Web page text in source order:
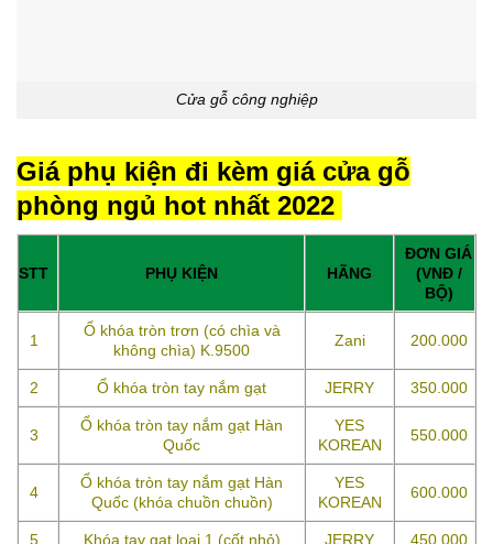
Cửa gỗ công nghiệp
Giá phụ kiện đi kèm giá cửa gỗ
phòng ngủ hot nhất 2022
STT PHỤ KIỆN HÃNG
ĐƠN GIÁ
(VNĐ /
BỘ)
1
Ổ khóa tròn trơn (có chìa và
không chìa) K.9500
Zani 200.000
2 Ổ khóa tròn tay nắm gạt JERRY 350.000
3
Ổ khóa tròn tay nắm gạt Hàn
Quốc
YES
KOREAN
550.000
4
Ổ khóa tròn tay nắm gạt Hàn
Quốc (khóa chuồn chuồn)
YES
KOREAN
600.000
5 Khóa tay gạt loại 1 (cốt nhỏ) JERRY 450.000